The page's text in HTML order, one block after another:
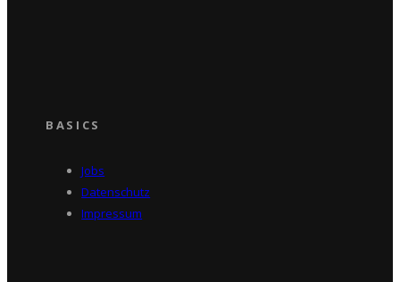
BASICS
Jobs
Datenschutz
Impressum